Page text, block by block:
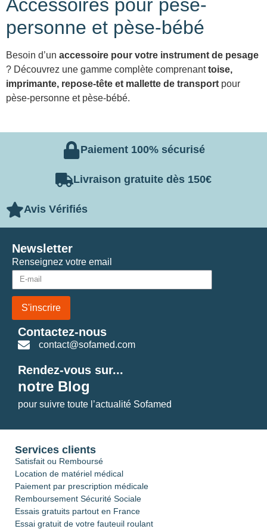
Accessoires pour pèse-
personne et pèse-bébé
Besoin d’un accessoire pour votre instrument de pesage
? Découvrez une gamme complète comprenanttoise,
imprimante, repose-tête et mallette de transport pour
pèse-personne et pèse-bébé.
Paiement 100% sécurisé
Livraison gratuite dès 150€
Avis Vérifiés
Renseignez votre email
S'inscrire
Newsletter
Contactez-nous
contact@sofamed.com
Rendez-vous sur...
notre Blog
pour suivre toute l’actualité Sofamed
Services clients
Satisfait ou Remboursé
Location de matériel médical
Paiement par prescription médicale
Remboursement Sécurité Sociale
Essais gratuits partout en France
Essai gratuit de votre fauteuil roulant